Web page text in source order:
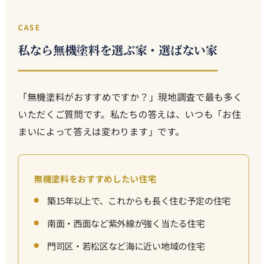
CASE
私なら無機塗料を選ぶ家・選ばない家
「無機塗料がおすすめですか？」現地調査で最も多く
いただくご質問です。私たちの答えは、いつも「お住
まいによって答えは変わります」です。
無機塗料をおすすめしたい住宅
築15年以上で、これからも長く住む予定の住宅
南面・西面など紫外線が強く当たる住宅
門司区・若松区など海に近い地域の住宅